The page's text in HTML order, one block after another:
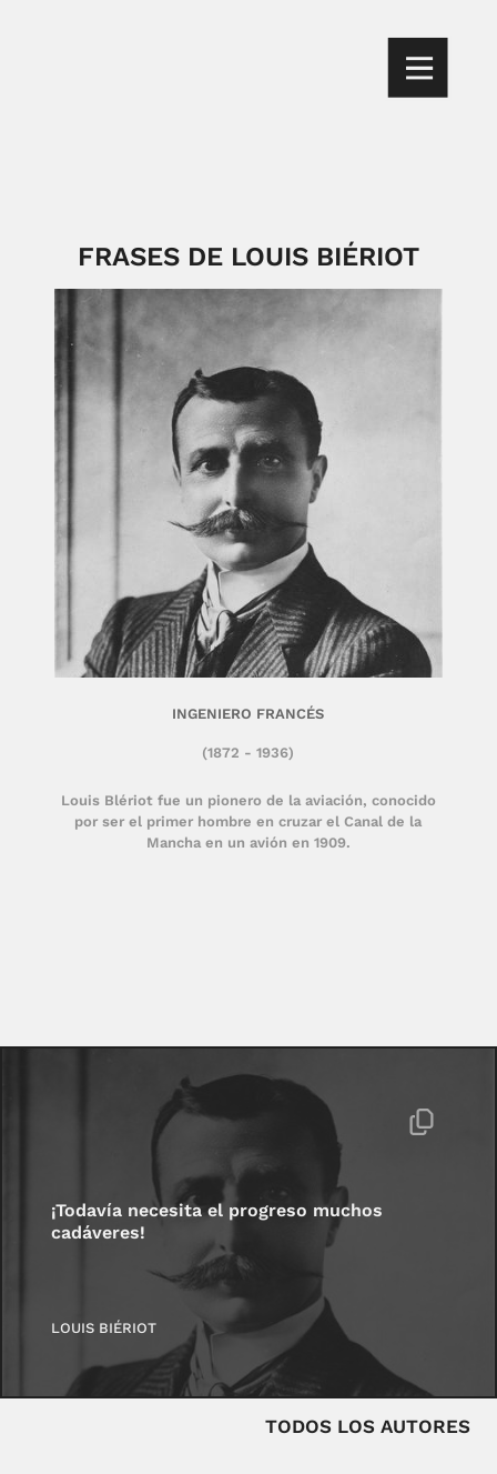
FRASES DE LOUIS BIÉRIOT
Louis Blériot fue un pionero de la aviación, conocido
por ser el primer hombre en cruzar el Canal de la
Mancha en un avión en 1909.
(1872 - 1936)
INGENIERO FRANCÉS
¡Todavía necesita el progreso muchos
cadáveres!
LOUIS BIÉRIOT
TODOS LOS AUTORES